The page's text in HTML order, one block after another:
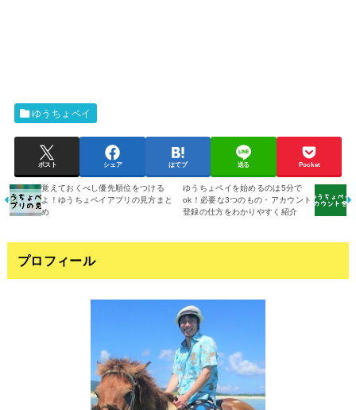
ゆうちょペイ
ポスト シェア はてブ 送る Pocket
覚えておくべし優先順位をつける
よ！ゆうちょペイアプリの見方まと
め
ゆうちょペイを始めるのは5分で
ok！必要な3つのもの・アカウント
登録の仕方をわかりやすく紹介
プロフィール